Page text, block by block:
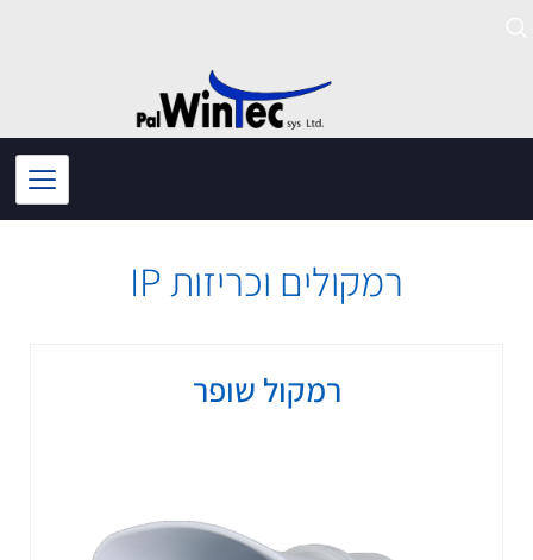
רמקולים וכריזות IP
רמקול שופר